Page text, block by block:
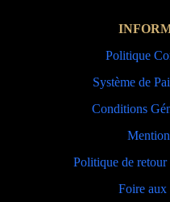
Politique
Système de
Conditions
Politique de
Foire aux